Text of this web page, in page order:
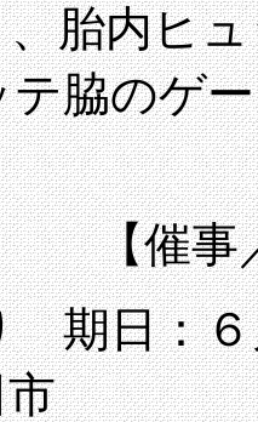
胎内ヒ
脇のゲ
【催事
期日：